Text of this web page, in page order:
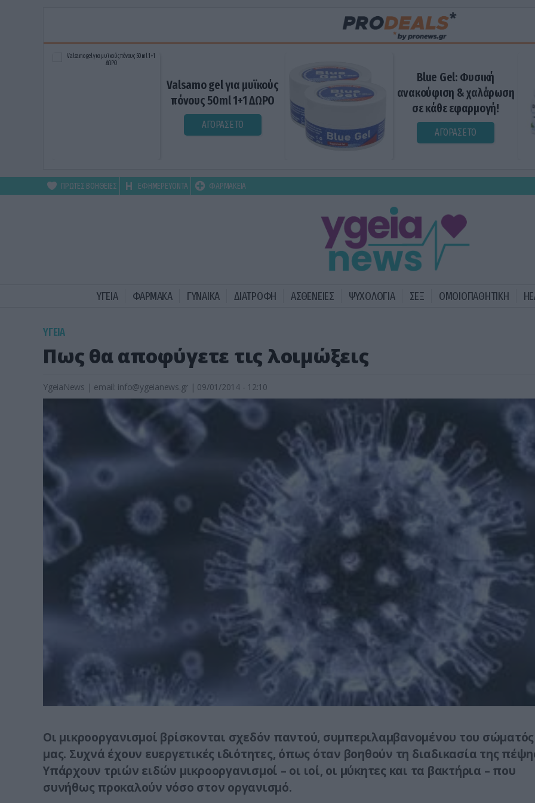
Valsamo gel για μυϊκούς
πόνους 50ml 1+1 ΔΩΡΟ
ΑΓΟΡΑΣΕ ΤΟ
Blue Gel: Φυσική
ανακούφιση & χαλάρωση
σε κάθε εφαρμογή!
ΑΓΟΡΑΣΕ ΤΟ
ΠΡΩΤΕΣ ΒΟΗΘΕΙΕΣ ΕΦΗΜΕΡΕΥΟΝΤΑ ΦΑΡΜΑΚΕΙΑ
ΥΓΕΙΑ ΦΑΡΜΑΚΑ ΓΥΝΑΙΚΑ ΔΙΑΤΡΟΦΗ ΑΣΘΕΝΕΙΕΣ ΨΥΧΟΛΟΓΙΑ ΣΕΞ ΟΜΟΙΟΠΑΘΗΤΙΚΗ
ΥΓΕΙΑ
Πως θα αποφύγετε τις λοιμώξεις
YgeiaNews | email: info@ygeianews.gr | 09/01/2014 - 12:10
Οι μικροοργανισμοί βρίσκονται σχεδόν παντού, συμπεριλαμβανομένου του σώματός
μας. Συχνά έχουν ευεργετικές ιδιότητες, όπως όταν βοηθούν τη διαδικασία της
Υπάρχουν τριών ειδών μικροοργανισμοί – οι ιοί, οι μύκητες και τα βακτήρια – που
συνήθως προκαλούν νόσο στον οργανισμό.